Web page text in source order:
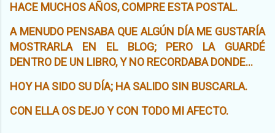
HACE MUCHOS AÑOS, COMPRE ESTA POSTAL.
A MENUDO PENSABA QUE ALGÚN DÍA ME GUSTARÍA
MOSTRARLA EN EL BLOG; PERO LA GUARDÉ
DENTRO DE UN LIBRO, Y NO RECORDABA DONDE...
HOY HA SIDO SU DÍA; HA SALIDO SIN BUSCARLA.
CON ELLA OS DEJO Y CON TODO MI AFECTO.